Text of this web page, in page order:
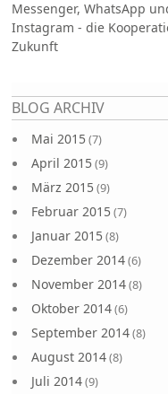
Messenger, WhatsApp
Instagram - die
Zukunft
BLOG ARCHIV
Mai 2015(7)
April 2015(9)
März 2015(9)
Februar 2015(7)
Januar 2015(8)
Dezember 2014(6)
November 2014(8)
Oktober 2014(6)
September 2014(8)
August 2014(8)
Juli 2014(9)
Seiten